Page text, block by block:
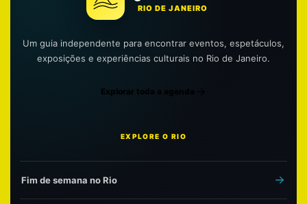
RIO DE JANEIRO
Um guia independente para encontrar eventos, espetáculos,
exposições e experiências culturais no Rio de Janeiro.
Explorar toda a agenda
EXPLORE O RIO
Fim de semana no Rio